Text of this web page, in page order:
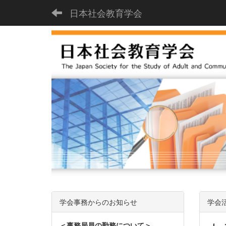
日本社会教育学会
学会
学会事務からのお知らせ